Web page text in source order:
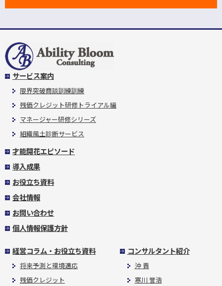
サービス案内
限界突破商談訓練訓練
残価クレジット研修トライアル編
マネージャー研修シリーズ
組織風土診断サービス
才能開花エピソード
導入成果
お役立ち資料
会社情報
お問い合わせ
個人情報保護方針
経営コラム・お役立ち資料
将来予測と環境適応
残価クレジット
コンサルタント紹介
沖 晋
寒川 誉浩